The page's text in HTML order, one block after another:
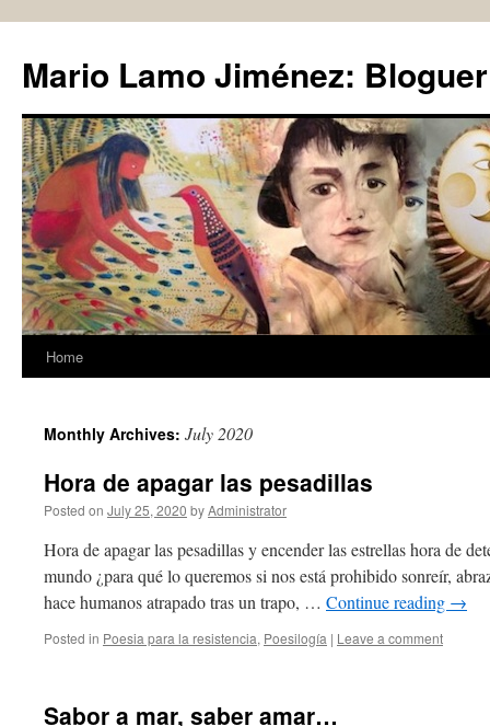
content
Mario Lamo Jiménez:
Home
Monthly Archives: July 2020
Hora de apagar las pesadillas
Posted on July 25, 2020 byAdministrator
Hora de apagar las pesadillas y encender las estrellas hora de
mundo ¿para qué lo queremos si nos está prohibido sonreír,
hace humanos atrapado tras un trapo, … Continue reading →
Posted in Poesia para la resistencia, Poesilogía | Leave a comment
Sabor a mar, saber amar…